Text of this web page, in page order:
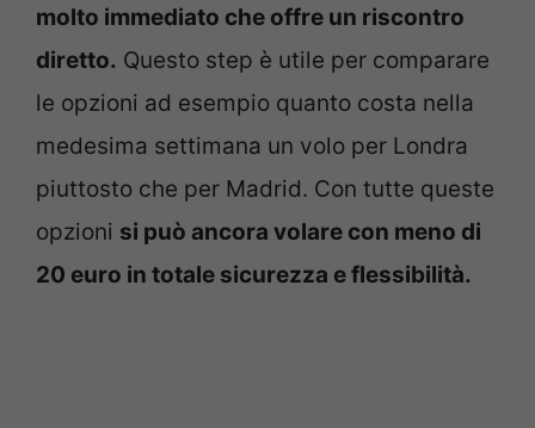
molto immediato che offre un riscontro
diretto. Questo step è utile per comparare
le opzioni ad esempio quanto costa nella
medesima settimana un volo per Londra
piuttosto che per Madrid. Con tutte queste
opzioni si può ancora volare con meno di
20 euro in totale sicurezza e flessibilità.